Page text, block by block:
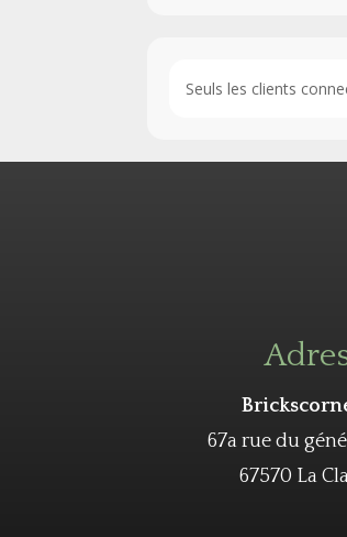
Seuls les clients
67a rue du
67570 La